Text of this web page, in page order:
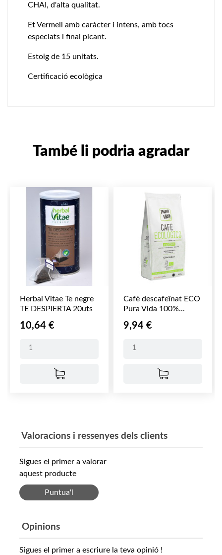
CHAI, d'alta qualitat.
Et Vermell amb caràcter i intens, amb tocs
especiats i final picant.
Estoig de 15 unitats.
Certificació ecològica
També li podria agradar
Herbal Vitae Te negre
TE DESPIERTA 20uts
Preu
10,64 €
Cafè descafeïnat ECO
Pura Vida 100%...
Preu
9,94 €
Valoracions i ressenyes dels clients
Sigues el primer a valorar
aquest producte
Puntua'l
Opinions
Sigues el primer a escriure la teva opinió !